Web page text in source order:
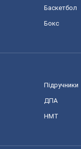
Баскетбол
Бокс
Підручники
ДПА
НМТ